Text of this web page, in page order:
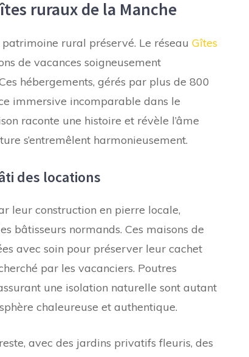
ruraux de la Manche
rural préservé. Le réseau Gîtes
de vacances soigneusement
hébergements, gérés par plus de 800
immersive incomparable dans le
raconte une histoire et révèle l’âme
s’entremêlent harmonieusement.
des locations
leur construction en pierre locale,
bâtisseurs normands. Ces maisons de
avec soin pour préserver leur cachet
par les vacanciers. Poutres
une isolation naturelle sont autant
chaleureuse et authentique.
avec des jardins privatifs fleuris, des